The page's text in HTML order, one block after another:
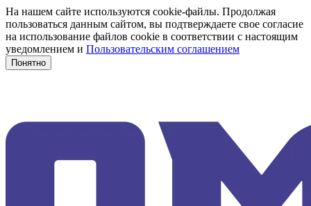
На нашем сайте используются cookie-файлы. Продолжая
пользоваться данным сайтом, вы подтверждаете свое согласие
на использование файлов cookie в соответствии с настоящим
уведомлением и Пользовательским соглашением
Понятно